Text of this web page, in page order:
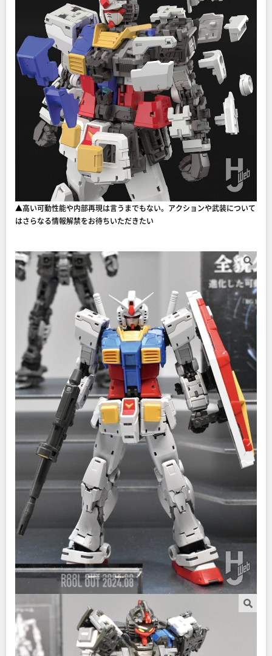
▲高い可動性能や内部再現は言うまでもない。アクションや武装について
はさらなる情報解禁をお待ちいただきたい